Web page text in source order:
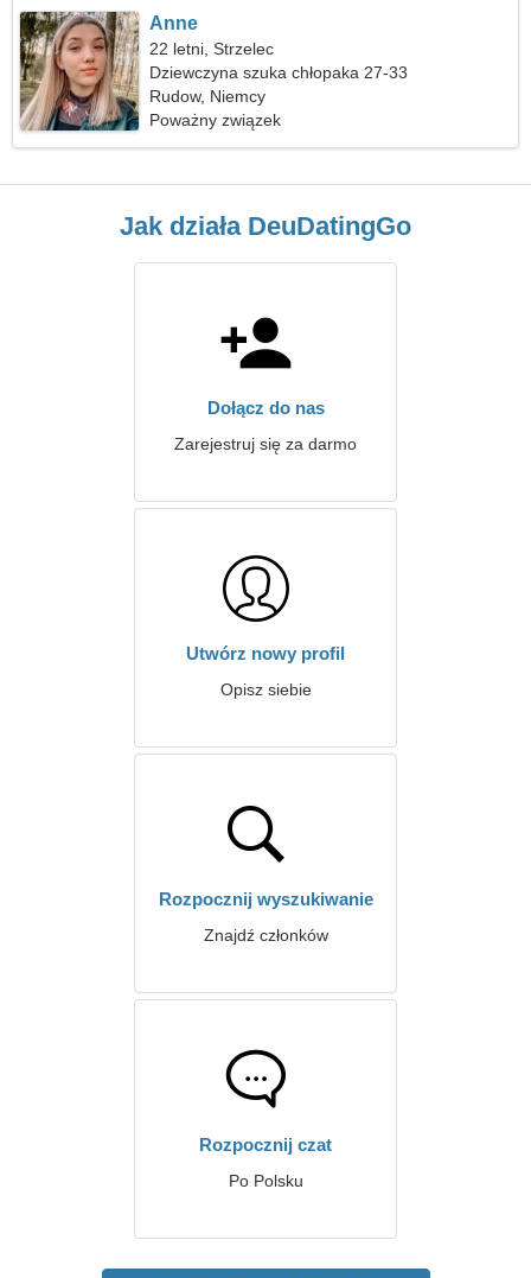
Anne
22 letni, Strzelec
Dziewczyna szuka chłopaka 27-33
Rudow, Niemcy
Poważny związek
Jak działa DeuDatingGo
Dołącz do nas
Zarejestruj się za darmo
Utwórz nowy profil
Opisz siebie
Rozpocznij wyszukiwanie
Znajdź członków
Rozpocznij czat
Po Polsku